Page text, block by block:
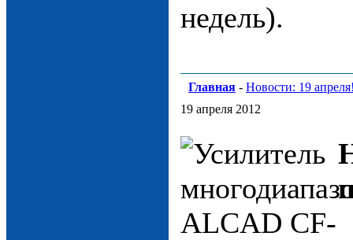
недель).
Главная - Новости: 19
19 апреля 2012